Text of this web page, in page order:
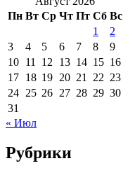
Пн Вт Ср Чт Пт Сб Вс
1
2
3
4 5 6 7 8
9
10 11 12 13 14 15 16
17 18 19 20 21 22 23
24 25 26 27 28 29 30
31
« Июл
Рубрики